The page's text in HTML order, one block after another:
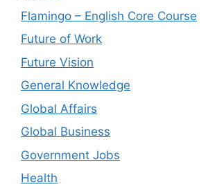
Flamingo – English Core Course
Future of Work
Future Vision
General Knowledge
Global Affairs
Global Business
Government Jobs
Health